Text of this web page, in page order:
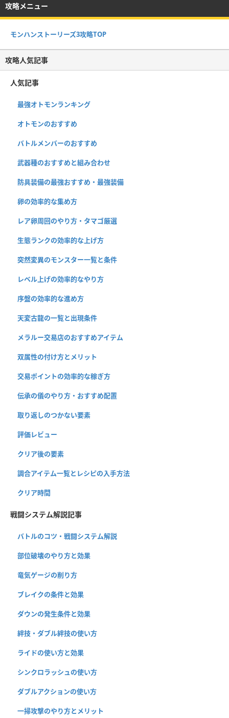
攻略メニュー
モンハンストーリーズ3攻略TOP
攻略人気記事
人気記事
最強オトモンランキング
オトモンのおすすめ
バトルメンバーのおすすめ
武器種のおすすめと組み合わせ
防具装備の最強おすすめ・最強装備
卵の効率的な集め方
レア卵周回のやり方・タマゴ厳選
生態ランクの効率的な上げ方
突然変異のモンスター一覧と条件
レベル上げの効率的なやり方
序盤の効率的な進め方
天変古龍の一覧と出現条件
メラルー交易店のおすすめアイテム
双属性の付け方とメリット
交易ポイントの効率的な稼ぎ方
伝承の儀のやり方・おすすめ配置
取り返しのつかない要素
評価レビュー
クリア後の要素
調合アイテム一覧とレシピの入手方法
クリア時間
戦闘システム解説記事
バトルのコツ・戦闘システム解説
部位破壊のやり方と効果
竜気ゲージの削り方
ブレイクの条件と効果
ダウンの発生条件と効果
絆技・ダブル絆技の使い方
ライドの使い方と効果
シンクロラッシュの使い方
ダブルアクションの使い方
一掃攻撃のやり方とメリット